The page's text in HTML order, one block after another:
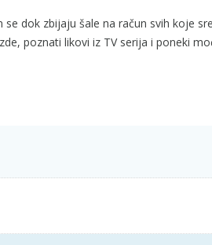
dok zbijaju šale na račun svih koje
poznati likovi iz TV serija i poneki